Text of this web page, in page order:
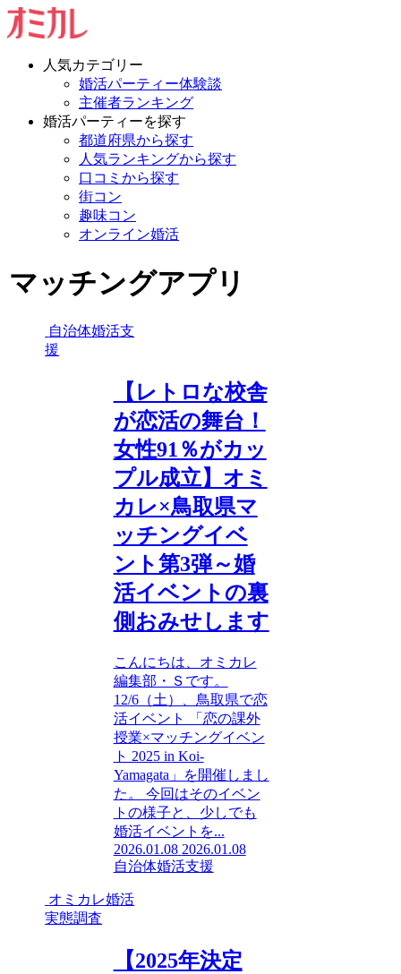
人気カテゴリー
婚活パーティー体験談
主催者ランキング
婚活パーティーを探す
都道府県から探す
人気ランキングから探す
口コミから探す
街コン
趣味コン
オンライン婚活
マッチングアプリ
自治体婚活支
援
【レトロな校舎
が恋活の舞台！
女性91％がカッ
プル成立】オミ
カレ×鳥取県マ
ッチングイベ
ント第3弾～婚
活イベントの裏
側おみせします
こんにちは、オミカレ
編集部・Ｓです。
12/6（土）、鳥取県で恋
活イベント 「恋の課外
授業×マッチングイベン
ト 2025 in Koi-
Yamagata」を開催しまし
た。 今回はそのイベン
トの様子と、少しでも
婚活イベントを...
2026.01.08 2026.01.08
自治体婚活支援
オミカレ婚活
実態調査
【2025年決定